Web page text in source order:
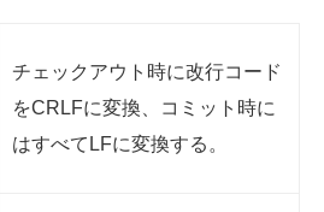
チェックアウト時に改行コード
をCRLFに変換、コミット時に
はすべてLFに変換する。